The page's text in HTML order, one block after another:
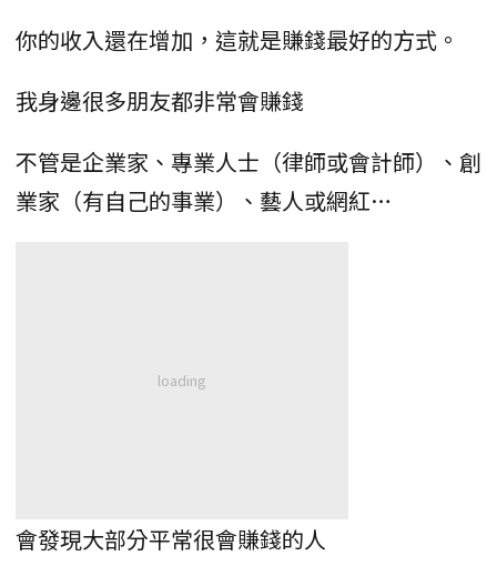
你的收入還在增加，這就是賺錢最好的方式。
我身邊很多朋友都非常會賺錢
不管是企業家、專業人士（律師或會計師）、創
業家（有自己的事業）、藝人或網紅…
會發現大部分平常很會賺錢的人